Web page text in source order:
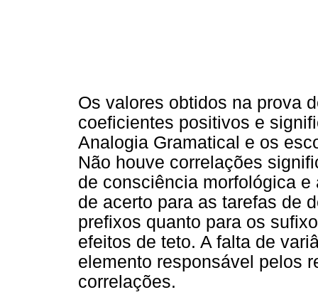
Os valores obtidos na prova
coeficientes positivos e
Analogia Gramatical e os
Não houve correlações
de consciência morfológica
de acerto para as tarefas de
prefixos quanto para os
efeitos de teto. A falta de
elemento responsável pelos
correlações.